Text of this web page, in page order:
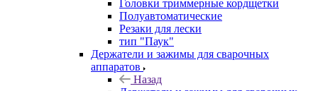
Головки триммерные кордщетки
Полуавтоматические
Резаки для лески
тип "Паук"
Держатели и зажимы для сварочных
аппаратов
Назад